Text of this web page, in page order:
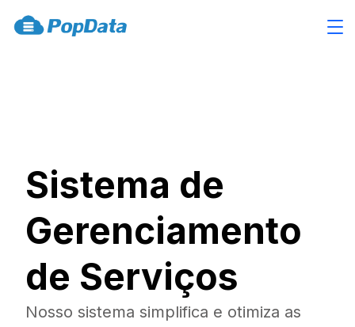
Sistema de
Gerenciamento
de Serviços
Nosso sistema simplifica e otimiza as